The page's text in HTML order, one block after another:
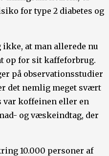
for type 2 diabetes og
at man allerede nu
op for sit kaffeforbrug.
på observationsstudier
det nemlig meget svært
koffeinen eller en
og væskeindtag, der
10.000 personer af